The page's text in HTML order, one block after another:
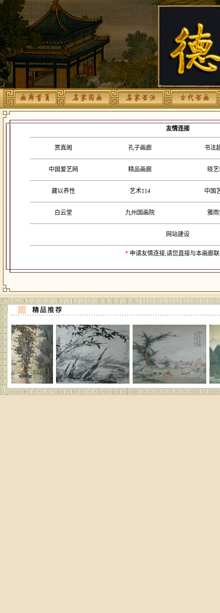
友情连接
赏真阁 孔子画廊 书法
中国爱艺网 精品画廊 晓
藏以养性 艺术114 中国
白云堂 九州国画院 雅
网站建设
* 申请友情连接,请您直接与本画廊